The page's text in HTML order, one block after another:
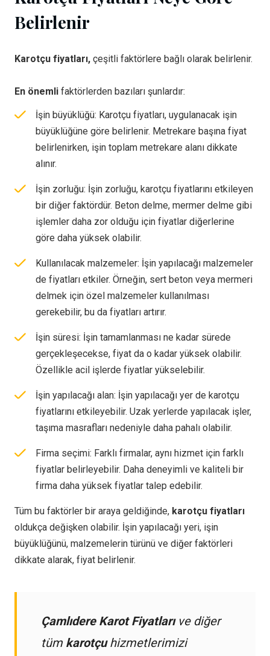
Belirlenir
Karotçu fiyatları, çeşitli faktörlere bağlı olarak belirlenir.
En önemli faktörlerden bazıları şunlardır:
İşin büyüklüğü: Karotçu fiyatları, uygulanacak işin
büyüklüğüne göre belirlenir. Metrekare başına fiyat
belirlenirken, işin toplam metrekare alanı dikkate
alınır.
İşin zorluğu: İşin zorluğu, karotçu fiyatlarını etkileyen
bir diğer faktördür. Beton delme, mermer delme gibi
işlemler daha zor olduğu için fiyatlar diğerlerine
göre daha yüksek olabilir.
Kullanılacak malzemeler: İşin yapılacağı malzemeler
de fiyatları etkiler. Örneğin, sert beton veya mermeri
delmek için özel malzemeler kullanılması
gerekebilir, bu da fiyatları artırır.
İşin süresi: İşin tamamlanması ne kadar sürede
gerçekleşecekse, fiyat da o kadar yüksek olabilir.
Özellikle acil işlerde fiyatlar yükselebilir.
İşin yapılacağı alan: İşin yapılacağı yer de karotçu
fiyatlarını etkileyebilir. Uzak yerlerde yapılacak işler,
taşıma masrafları nedeniyle daha pahalı olabilir.
Firma seçimi: Farklı firmalar, aynı hizmet için farklı
fiyatlar belirleyebilir. Daha deneyimli ve kaliteli bir
firma daha yüksek fiyatlar talep edebilir.
Tüm bu faktörler bir araya geldiğinde, karotçu fiyatları
oldukça değişken olabilir. İşin yapılacağı yeri, işin
büyüklüğünü, malzemelerin türünü ve diğer faktörleri
dikkate alarak, fiyat belirlenir.
Çamlıdere Karot Fiyatlarıve diğer
tüm karotçuhizmetlerimizi